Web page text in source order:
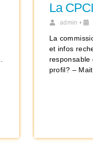
La
admin •
La
et infos
responsable
profil? –